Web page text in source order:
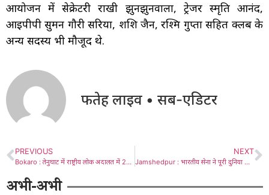
आयोजन में सेक्रेटरी राखी झुनझुनवाला, ट्रेजर स्मृति आनंद,
आईपीपी सुमन गौरी सरिया, शशि जैन, रश्मि गुप्ता सहित क्लब के
अन्य सदस्य भी मौजूद थे.
फतेह लाइव • सब-एडिटर
PREVIOUS
Bokaro : तेनुघाट में राष्ट्रीय लोक अदालत में 25,928 मामलों का निष्पादन, 10 करोड़ से अधिक राशि वसूल
NEXT
Jamshedpur : भारतीय सेना ने पूरी दुनिया के सामने देश का सिर ऊंचा किया : सतनाम सिंह गंभीर
अभी-अभी